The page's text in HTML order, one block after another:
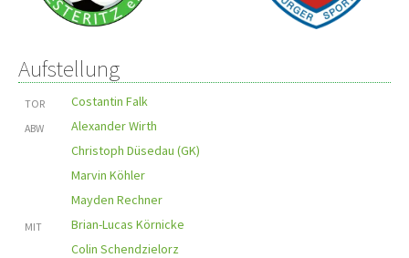
Aufstellung
TOR Costantin Falk
ABW
Alexander Wirth
Christoph Düsedau (GK)
Marvin Köhler
Mayden Rechner
MIT
Brian-Lucas Körnicke
Colin Schendzielorz